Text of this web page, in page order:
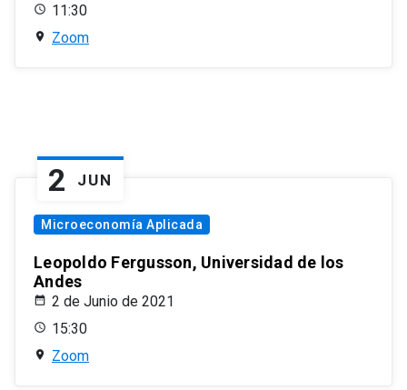
11:30
Zoom
2 JUN
Microeconomía Aplicada
Leopoldo Fergusson, Universidad de los
Andes
2 de Junio de 2021
15:30
Zoom